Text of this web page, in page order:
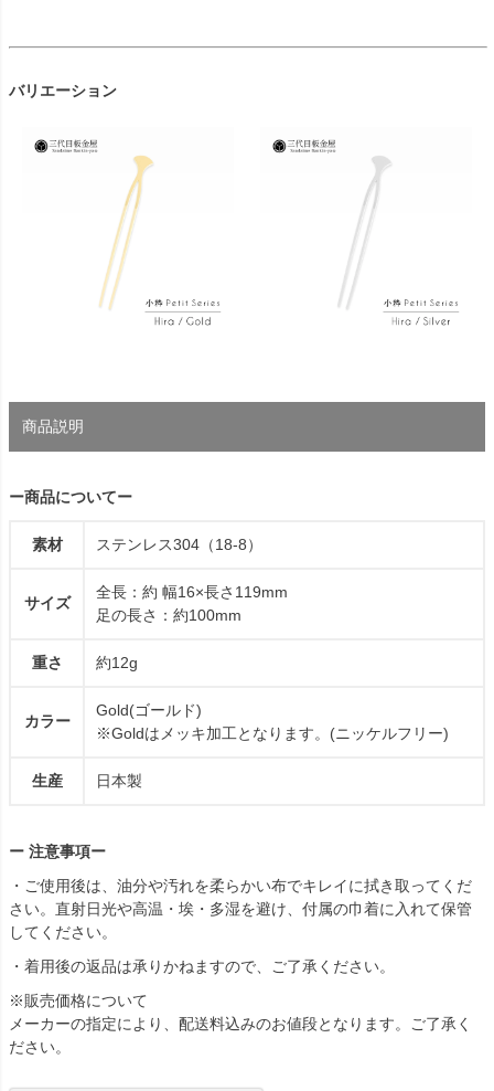
バリエーション
商品説明
ー商品についてー
素材 ステンレス304（18-8）
サイズ
全長：約 幅16×長さ119mm
足の長さ：約100mm
重さ 約12g
カラー
Gold(ゴールド)
※Goldはメッキ加工となります。(ニッケルフリー)
生産 日本製
ー 注意事項ー
・ご使用後は、油分や汚れを柔らかい布でキレイに拭き取ってくだ
さい。直射日光や高温・埃・多湿を避け、付属の巾着に入れて保管
してください。
・着用後の返品は承りかねますので、ご了承ください。
※販売価格について
メーカーの指定により、配送料込みのお値段となります。ご了承く
ださい。